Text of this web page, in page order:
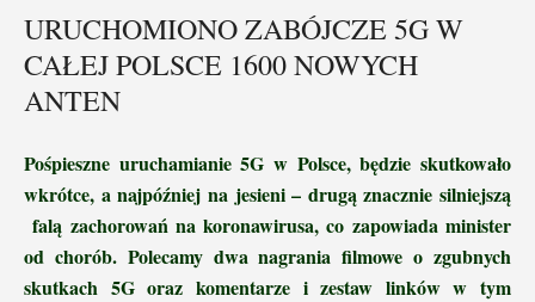
URUCHOMIONO ZABÓJCZE 5G W
CAŁEJ POLSCE 1600 NOWYCH
ANTEN
Pośpieszne uruchamianie 5G w Polsce, będzie skutkowało
wkrótce, a najpóźniej na jesieni – drugą znacznie silniejszą
falą zachorowań na koronawirusa, co zapowiada minister
od chorób. Polecamy dwa nagrania filmowe o zgubnych
skutkach 5G oraz komentarze i zestaw linków w tym